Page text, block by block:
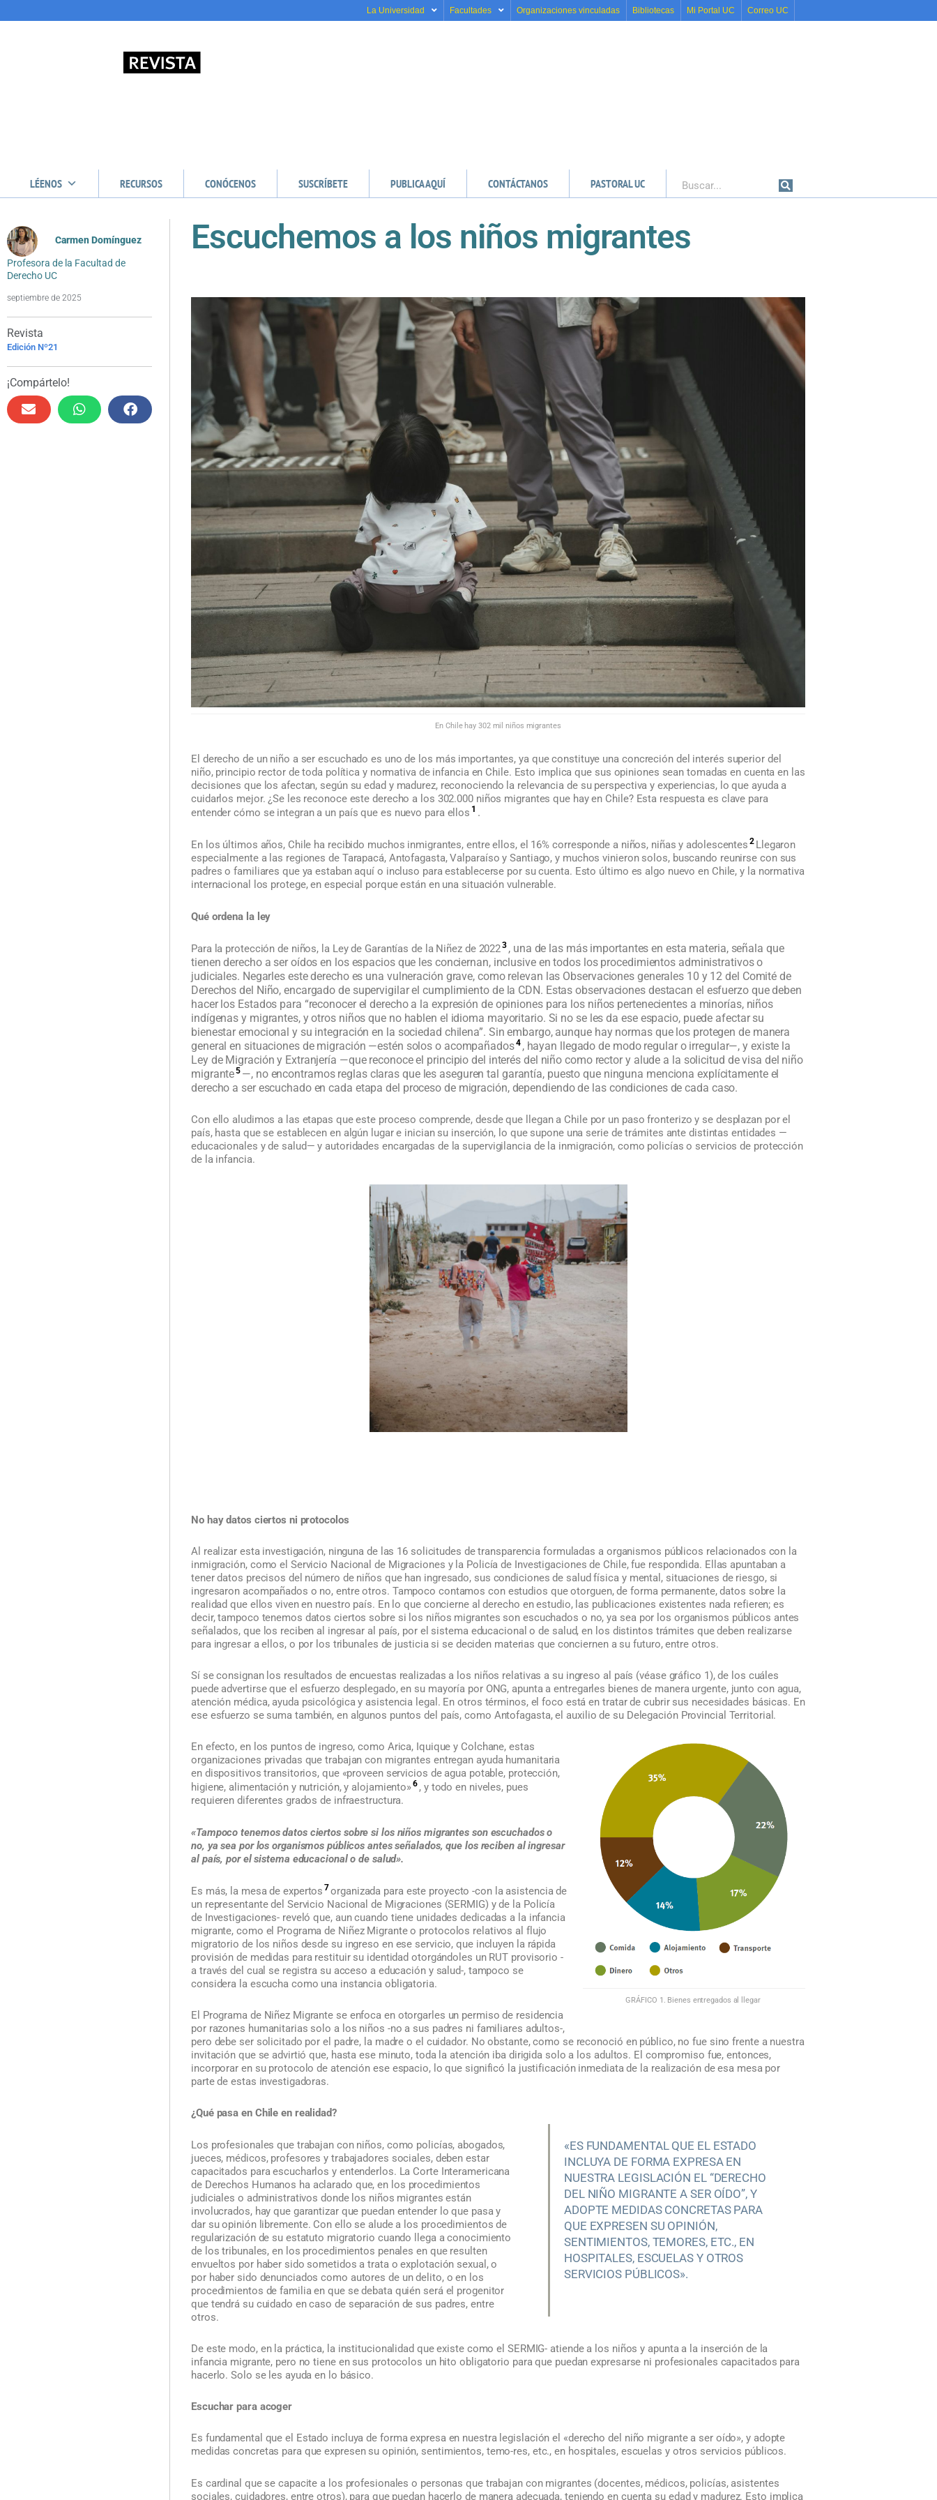
La Universidad Facultades Organizaciones vinculadas Bibliotecas Mi Portal UC Correo UC
LÉENOS RECURSOS CONÓCENOS SUSCRÍBETE PUBLICA AQUÍ CONTÁCTANOS PASTORAL UC Buscar
Carmen Domínguez
Profesora de la Facultad de
Derecho UC
septiembre de 2025
Revista
Edición Nº21
¡Compártelo!
Escuchemos a los niños migrantes
En Chile hay 302 mil niños migrantes
El derecho de un niño a ser escuchado es uno de los más importantes, ya que constituye una concreción del interés superior del
niño, principio rector de toda política y normativa de infancia en Chile. Esto implica que sus opiniones sean tomadas en cuenta en las
decisiones que los afectan, según su edad y madurez, reconociendo la relevancia de su perspectiva y experiencias, lo que ayuda a
cuidarlos mejor. ¿Se les reconoce este derecho a los 302.000 niños migrantes que hay en Chile? Esta respuesta es clave para
entender cómo se integran a un país que es nuevo para ellos 1 .
En los últimos años, Chile ha recibido muchos inmigrantes, entre ellos, el 16% corresponde a niños, niñas y adolescentes 2 Llegaron
especialmente a las regiones de Tarapacá, Antofagasta, Valparaíso y Santiago, y muchos vinieron solos, buscando reunirse con sus
padres o familiares que ya estaban aquí o incluso para establecerse por su cuenta. Esto último es algo nuevo en Chile, y la normativa
internacional los protege, en especial porque están en una situación vulnerable.
Qué ordena la ley
Para la protección de niños, la Ley de Garantías de la Niñez de 20223 , una de las más importantes en esta materia, señala que
tienen derecho a ser oídos en los espacios que les conciernan, inclusive en todos los procedimientos administrativos o
judiciales. Negarles este derecho es una vulneración grave, como relevan las Observaciones generales 10 y 12 del Comité de
Derechos del Niño, encargado de supervigilar el cumplimiento de la CDN. Estas observaciones destacan el esfuerzo que deben
hacer los Estados para “reconocer el derecho a la expresión de opiniones para los niños pertenecientes a minorías, niños
indígenas y migrantes, y otros niños que no hablen el idioma mayoritario. Si no se les da ese espacio, puede afectar su
bienestar emocional y su integración en la sociedad chilena”. Sin embargo, aunque hay normas que los protegen de manera
general en situaciones de migración —estén solos o acompañados4 , hayan llegado de modo regular o irregular—, y existe la
Ley de Migración y Extranjería —que reconoce el principio del interés del niño como rector y alude a la solicitud de visa del niño
migrante5 —, no encontramos reglas claras que les aseguren tal garantía, puesto que ninguna menciona explícitamente el
derecho a ser escuchado en cada etapa del proceso de migración, dependiendo de las condiciones de cada caso.
Con ello aludimos a las etapas que este proceso comprende, desde que llegan a Chile por un paso fronterizo y se desplazan por el
país, hasta que se establecen en algún lugar e inician su inserción, lo que supone una serie de trámites ante distintas entidades —
educacionales y de salud— y autoridades encargadas de la supervigilancia de la inmigración, como policías o servicios de protección
de la infancia.
No hay datos ciertos ni protocolos
Al realizar esta investigación, ninguna de las 16 solicitudes de transparencia formuladas a organismos públicos relacionados con la
inmigración, como el Servicio Nacional de Migraciones y la Policía de Investigaciones de Chile, fue respondida. Ellas apuntaban a
tener datos precisos del número de niños que han ingresado, sus condiciones de salud física y mental, situaciones de riesgo, si
ingresaron acompañados o no, entre otros. Tampoco contamos con estudios que otorguen, de forma permanente, datos sobre la
realidad que ellos viven en nuestro país. En lo que concierne al derecho en estudio, las publicaciones existentes nada refieren; es
decir, tampoco tenemos datos ciertos sobre si los niños migrantes son escuchados o no, ya sea por los organismos públicos antes
señalados, que los reciben al ingresar al país, por el sistema educacional o de salud, en los distintos trámites que deben realizarse
para ingresar a ellos, o por los tribunales de justicia si se deciden materias que conciernen a su futuro, entre otros.
Sí se consignan los resultados de encuestas realizadas a los niños relativas a su ingreso al país (véase gráfico 1), de los cuáles
puede advertirse que el esfuerzo desplegado, en su mayoría por ONG, apunta a entregarles bienes de manera urgente, junto con agua,
atención médica, ayuda psicológica y asistencia legal. En otros términos, el foco está en tratar de cubrir sus necesidades básicas. En
ese esfuerzo se suma también, en algunos puntos del país, como Antofagasta, el auxilio de su Delegación Provincial Territorial.
GRÁFICO 1. Bienes entregados al llegar
En efecto, en los puntos de ingreso, como Arica, Iquique y Colchane, estas
organizaciones privadas que trabajan con migrantes entregan ayuda humanitaria
en dispositivos transitorios, que «proveen servicios de agua potable, protección,
higiene, alimentación y nutrición, y alojamiento»6 , y todo en niveles, pues
requieren diferentes grados de infraestructura.
«Tampoco tenemos datos ciertos sobre si los niños migrantes son escuchados o
no, ya sea por los organismos públicos antes señalados, que los reciben al ingresar
al país, por el sistema educacional o de salud».
Es más, la mesa de expertos 7organizada para este proyecto -con la asistencia de
un representante del Servicio Nacional de Migraciones (SERMIG) y de la Policía
de Investigaciones- reveló que, aun cuando tiene unidades dedicadas a la infancia
migrante, como el Programa de Niñez Migrante o protocolos relativos al flujo
migratorio de los niños desde su ingreso en ese servicio, que incluyen la rápida
provisión de medidas para restituir su identidad otorgándoles un RUT provisorio -
a través del cual se registra su acceso a educación y salud-, tampoco se
considera la escucha como una instancia obligatoria.
El Programa de Niñez Migrante se enfoca en otorgarles un permiso de residencia
por razones humanitarias solo a los niños -no a sus padres ni familiares adultos-,
pero debe ser solicitado por el padre, la madre o el cuidador. No obstante, como se reconoció en público, no fue sino frente a nuestra
invitación que se advirtió que, hasta ese minuto, toda la atención iba dirigida solo a los adultos. El compromiso fue, entonces,
incorporar en su protocolo de atención ese espacio, lo que significó la justificación inmediata de la realización de esa mesa por
parte de estas investigadoras.
«ES FUNDAMENTAL QUE EL ESTADO
INCLUYA DE FORMA EXPRESA EN
NUESTRA LEGISLACIÓN EL “DERECHO
DEL NIÑO MIGRANTE A SER OÍDO”, Y
ADOPTE MEDIDAS CONCRETAS PARA
QUE EXPRESEN SU OPINIÓN,
SENTIMIENTOS, TEMORES, ETC., EN
HOSPITALES, ESCUELAS Y OTROS
SERVICIOS PÚBLICOS».
¿Qué pasa en Chile en realidad?
Los profesionales que trabajan con niños, como policías, abogados,
jueces, médicos, profesores y trabajadores sociales, deben estar
capacitados para escucharlos y entenderlos. La Corte Interamericana
de Derechos Humanos ha aclarado que, en los procedimientos
judiciales o administrativos donde los niños migrantes están
involucrados, hay que garantizar que puedan entender lo que pasa y
dar su opinión libremente. Con ello se alude a los procedimientos de
regularización de su estatuto migratorio cuando llega a conocimiento
de los tribunales, en los procedimientos penales en que resulten
envueltos por haber sido sometidos a trata o explotación sexual, o
por haber sido denunciados como autores de un delito, o en los
procedimientos de familia en que se debata quién será el progenitor
que tendrá su cuidado en caso de separación de sus padres, entre
otros.
De este modo, en la práctica, la institucionalidad que existe como el SERMIG- atiende a los niños y apunta a la inserción de la
infancia migrante, pero no tiene en sus protocolos un hito obligatorio para que puedan expresarse ni profesionales capacitados para
hacerlo. Solo se les ayuda en lo básico.
Escuchar para acoger
Es fundamental que el Estado incluya de forma expresa en nuestra legislación el «derecho del niño migrante a ser oído», y adopte
medidas concretas para que expresen su opinión, sentimientos, temo-res, etc., en hospitales, escuelas y otros servicios públicos.
Es cardinal que se capacite a los profesionales o personas que trabajan con migrantes (docentes, médicos, policías, asistentes
sociales, cuidadores, entre otros), para que puedan hacerlo de manera adecuada, teniendo en cuenta su edad y madurez. Esto implica